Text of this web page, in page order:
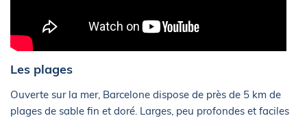
Les plages
Ouverte sur la mer, Barcelone dispose de près de 5 km de
plages de sable fin et doré. Larges, peu profondes et faciles